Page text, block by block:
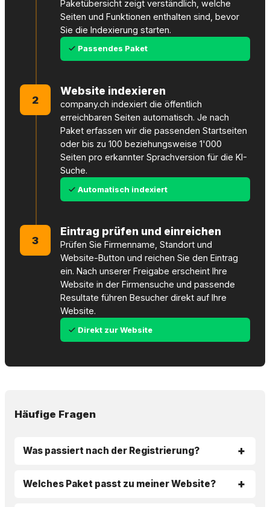
Paketübersicht zeigt verständlich, welche
Seiten und Funktionen enthalten sind, bevor
Sie die Indexierung starten.
Passendes Paket
2
Website indexieren
company.ch indexiert die öffentlich
erreichbaren Seiten automatisch. Je nach
Paket erfassen wir die passenden Startseiten
oder bis zu 100 beziehungsweise 1'000
Seiten pro erkannter Sprachversion für die KI-
Suche.
Automatisch indexiert
3
Eintrag prüfen und einreichen
Prüfen Sie Firmenname, Standort und
Website-Button und reichen Sie den Eintrag
ein. Nach unserer Freigabe erscheint Ihre
Website in der Firmensuche und passende
Resultate führen Besucher direkt auf Ihre
Website.
Direkt zur Website
Häufige Fragen
Was passiert nach der Registrierung?
Welches Paket passt zu meiner Website?